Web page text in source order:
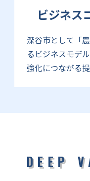
ビジネス
深谷市として「
るビジネスモデ
強化につながる
DEEP